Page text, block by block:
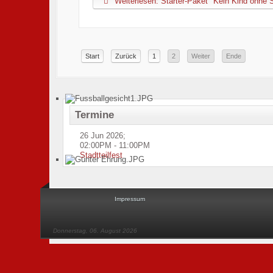
Start Zurück 1 2 Weiter Ende
Termine
26 Jun 2026;
02:00PM - 11:00PM
Stadtteilfest
Impressum
Donnerstag, 06. August 2026